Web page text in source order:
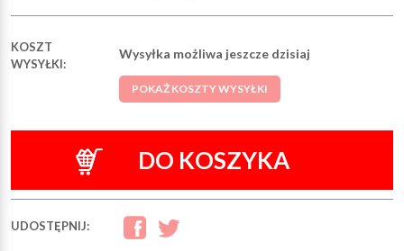
KOSZT
WYSYŁKI:
Wysyłka możliwa jeszcze dzisiaj
POKAŻ KOSZTY WYSYŁKI
DO KOSZYKA
UDOSTĘPNIJ: